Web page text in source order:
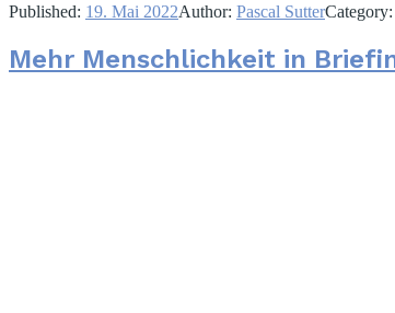
Published: 19. Mai 2022Author: Pascal SutterCategory:
Mehr Menschlichkeit in